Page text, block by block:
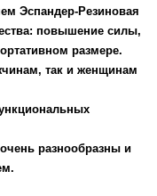
Эспандер-Резиновая
повышение силы,
размере.
так и женщинам
разнообразны и